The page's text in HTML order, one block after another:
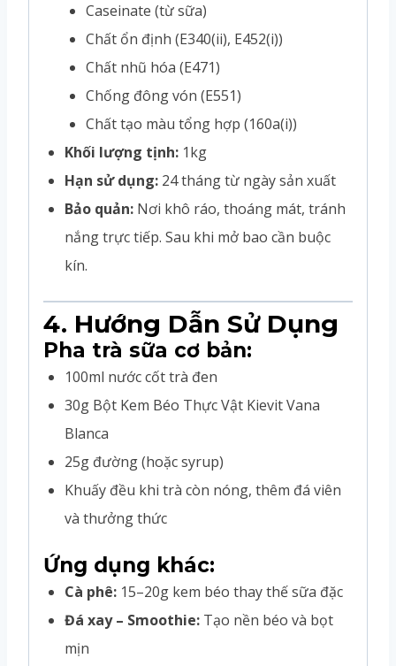
Caseinate (từ sữa)
Chất ổn định (E340(ii), E452(i))
Chất nhũ hóa (E471)
Chống đông vón (E551)
Chất tạo màu tổng hợp (160a(i))
Khối lượng tịnh: 1kg
Hạn sử dụng: 24 tháng từ ngày sản xuất
Bảo quản: Nơi khô ráo, thoáng mát, tránh
nắng trực tiếp. Sau khi mở bao cần buộc
kín.
4. Hướng Dẫn Sử Dụng
Pha trà sữa cơ bản:
100ml nước cốt trà đen
30g Bột Kem Béo Thực Vật Kievit Vana
Blanca
25g đường (hoặc syrup)
Khuấy đều khi trà còn nóng, thêm đá viên
và thưởng thức
Ứng dụng khác:
Cà phê: 15–20g kem béo thay thế sữa đặc
Đá xay – Smoothie: Tạo nền béo và bọt
mịn